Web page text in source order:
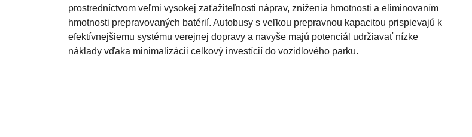
prostredníctvom veľmi vysokej zaťažiteľnosti náprav, zníženia hmotnosti a eliminovaním
hmotnosti prepravovaných batérií. Autobusy s veľkou prepravnou kapacitou prispievajú k
efektívnejšiemu systému verejnej dopravy a navyše majú potenciál udržiavať nízke
náklady vďaka minimalizácii celkový investícií do vozidlového parku.